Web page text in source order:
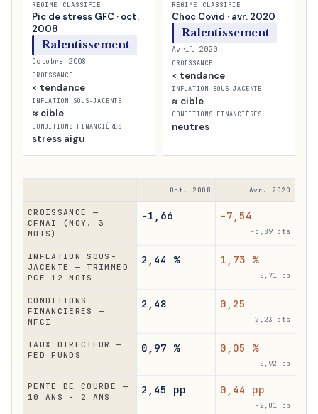
RÉGIME CLASSIFIÉ
Pic de stress GFC · oct.
2008
Ralentissement
Octobre 2008
CROISSANCE
< tendance
INFLATION SOUS-JACENTE
≈ cible
CONDITIONS FINANCIÈRES
stress aigu
RÉGIME CLASSIFIÉ
Choc Covid · avr. 2020
Ralentissement
Avril 2020
CROISSANCE
< tendance
INFLATION SOUS-JACENTE
≈ cible
CONDITIONS FINANCIÈRES
neutres
Oct. 2008 Avr. 2020
CROISSANCE —
CFNAI (MOY. 3
MOIS)
-1,66 -7,54
-5,89 pts
INFLATION SOUS-
JACENTE — TRIMMED
PCE 12 MOIS
2,44 % 1,73 %
-0,71 pp
CONDITIONS
FINANCIÈRES —
NFCI
2,48 0,25
-2,23 pts
TAUX DIRECTEUR —
FED FUNDS
0,97 % 0,05 %
-0,92 pp
PENTE DE COURBE —
10 ANS − 2 ANS
2,45 pp 0,44 pp
-2,01 pp